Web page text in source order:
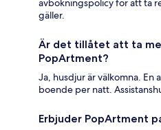
avbokningspolicy för att ta
gäller.
Är det tillåtet att ta
PopArtment?
Ja, husdjur är välkomna. En
boende per natt.
Erbjuder PopArtment